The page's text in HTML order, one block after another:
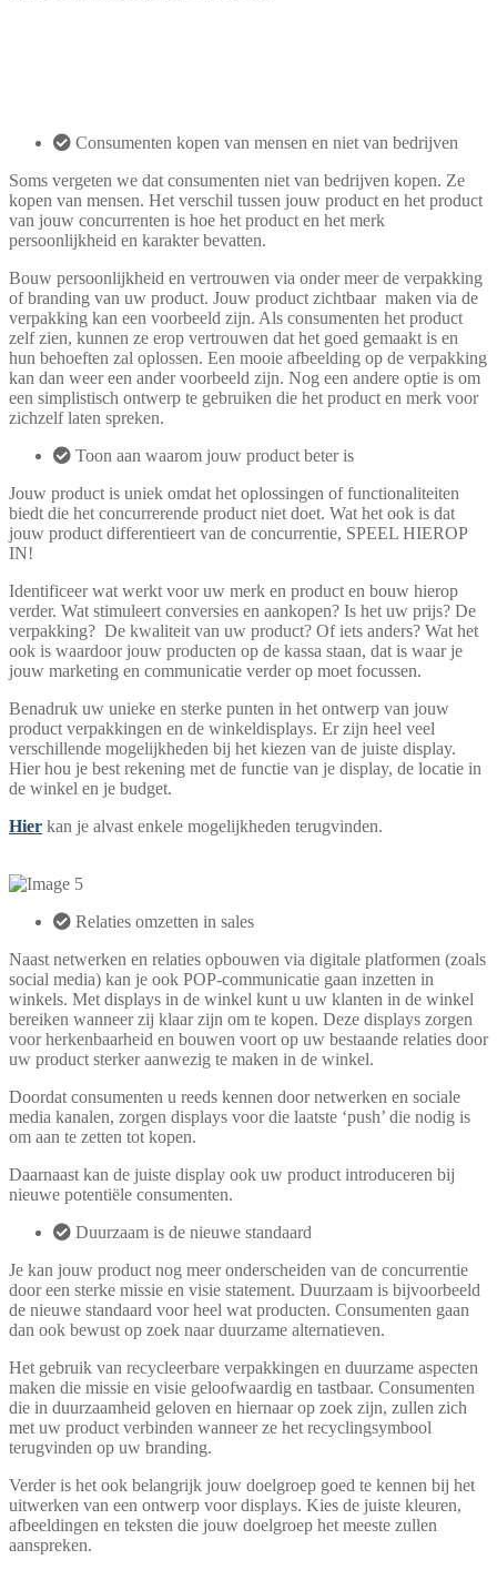
Consumenten kopen van mensen en niet van bedrijven
Soms vergeten we dat consumenten niet van bedrijven kopen. Ze
kopen van mensen. Het verschil tussen jouw product en het product
van jouw concurrenten is hoe het product en het merk
persoonlijkheid en karakter bevatten.
Bouw persoonlijkheid en vertrouwen via onder meer de verpakking
of branding van uw product. Jouw product zichtbaar maken via de
verpakking kan een voorbeeld zijn. Als consumenten het product
zelf zien, kunnen ze erop vertrouwen dat het goed gemaakt is en
hun behoeften zal oplossen. Een mooie afbeelding op de verpakking
kan dan weer een ander voorbeeld zijn. Nog een andere optie is om
een simplistisch ontwerp te gebruiken die het product en merk voor
zichzelf laten spreken.
Toon aan waarom jouw product beter is
Jouw product is uniek omdat het oplossingen of functionaliteiten
biedt die het concurrerende product niet doet. Wat het ook is dat
jouw product differentieert van de concurrentie, SPEEL HIEROP
IN!
Identificeer wat werkt voor uw merk en product en bouw hierop
verder. Wat stimuleert conversies en aankopen? Is het uw prijs? De
verpakking? De kwaliteit van uw product? Of iets anders? Wat het
ook is waardoor jouw producten op de kassa staan, dat is waar je
jouw marketing en communicatie verder op moet focussen.
Benadruk uw unieke en sterke punten in het ontwerp van jouw
product verpakkingen en de winkeldisplays. Er zijn heel veel
verschillende mogelijkheden bij het kiezen van de juiste display.
Hier hou je best rekening met de functie van je display, de locatie in
de winkel en je budget.
Hier kan je alvast enkele mogelijkheden terugvinden.
Relaties omzetten in sales
Naast netwerken en relaties opbouwen via digitale platformen (zoals
social media) kan je ook POP-communicatie gaan inzetten in
winkels. Met displays in de winkel kunt u uw klanten in de winkel
bereiken wanneer zij klaar zijn om te kopen. Deze displays zorgen
voor herkenbaarheid en bouwen voort op uw bestaande relaties door
uw product sterker aanwezig te maken in de winkel.
Doordat consumenten u reeds kennen door netwerken en sociale
media kanalen, zorgen displays voor die laatste ‘push’ die nodig is
om aan te zetten tot kopen.
Daarnaast kan de juiste display ook uw product introduceren bij
nieuwe potentiële consumenten.
Duurzaam is de nieuwe standaard
Je kan jouw product nog meer onderscheiden van de concurrentie
door een sterke missie en visie statement. Duurzaam is bijvoorbeeld
de nieuwe standaard voor heel wat producten. Consumenten gaan
dan ook bewust op zoek naar duurzame alternatieven.
Het gebruik van recycleerbare verpakkingen en duurzame aspecten
maken die missie en visie geloofwaardig en tastbaar. Consumenten
die in duurzaamheid geloven en hiernaar op zoek zijn, zullen zich
met uw product verbinden wanneer ze het recyclingsymbool
terugvinden op uw branding.
Verder is het ook belangrijk jouw doelgroep goed te kennen bij het
uitwerken van een ontwerp voor displays. Kies de juiste kleuren,
afbeeldingen en teksten die jouw doelgroep het meeste zullen
aanspreken.